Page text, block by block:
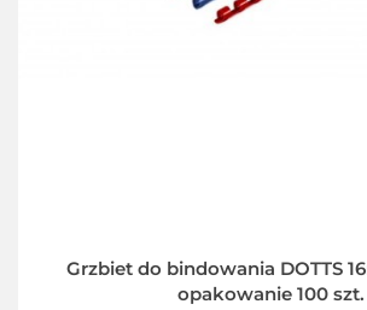
Grzbiet do bindowania DOTTS
opakowanie 100 szt.